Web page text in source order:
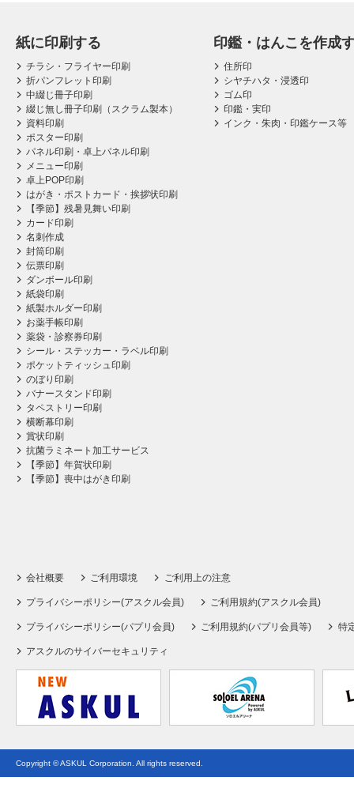
紙に印刷する
チラシ・フライヤー印刷
折パンフレット印刷
中綴じ冊子印刷
綴じ無し冊子印刷（スクラム製本）
資料印刷
ポスター印刷
パネル印刷・卓上パネル印刷
メニュー印刷
卓上POP印刷
はがき・ポストカード・挨拶状印刷
【季節】残暑見舞い印刷
カード印刷
名刺作成
封筒印刷
伝票印刷
ダンボール印刷
紙袋印刷
紙製ホルダー印刷
お薬手帳印刷
薬袋・診察券印刷
シール・ステッカー・ラベル印刷
ポケットティッシュ印刷
のぼり印刷
バナースタンド印刷
タペストリー印刷
横断幕印刷
賞状印刷
抗菌ラミネート加工サービス
【季節】年賀状印刷
【季節】喪中はがき印刷
印鑑・はんこを作成
住所印
シヤチハタ・浸透印
ゴム印
印鑑・実印
インク・朱肉・印鑑ケース等
会社概要 ご利用環境 ご利用上の注意
プライバシーポリシー(アスクル会員) ご利用規約(アスクル会員)
プライバシーポリシー(パプリ会員) ご利用規約(パプリ会員等) 特
アスクルのサイバーセキュリティ
Copyright © ASKUL Corporation. All rights reserved.